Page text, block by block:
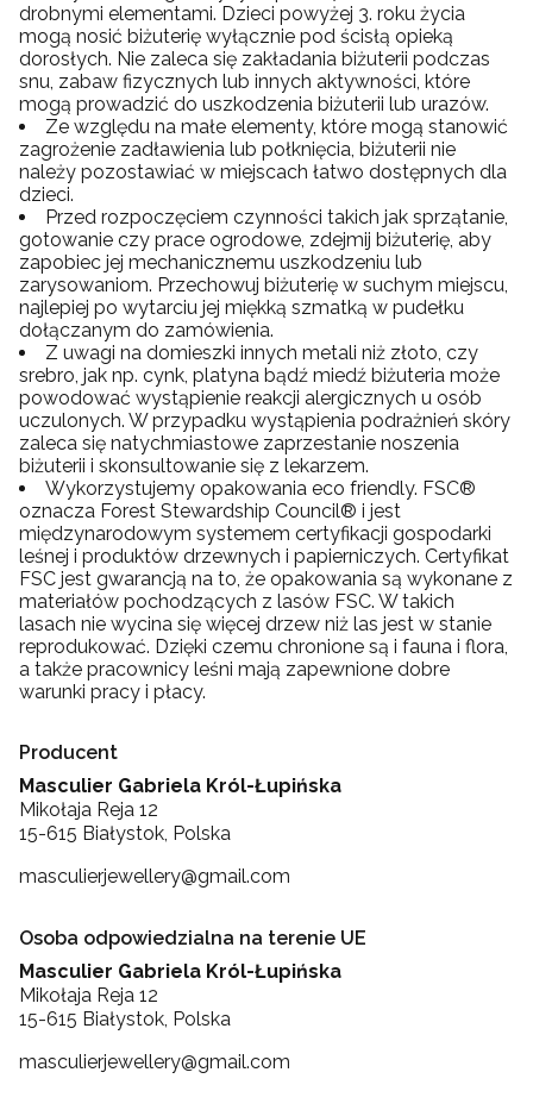
drobnymi elementami. Dzieci powyżej 3. roku życia
mogą nosić biżuterię wyłącznie pod ścisłą opieką
dorosłych. Nie zaleca się zakładania biżuterii podczas
snu, zabaw fizycznych lub innych aktywności, które
mogą prowadzić do uszkodzenia biżuterii lub urazów.
Ze względu na małe elementy, które mogą stanowić
zagrożenie zadławienia lub połknięcia, biżuterii nie
należy pozostawiać w miejscach łatwo dostępnych dla
dzieci.
Przed rozpoczęciem czynności takich jak sprzątanie,
gotowanie czy prace ogrodowe, zdejmij biżuterię, aby
zapobiec jej mechanicznemu uszkodzeniu lub
zarysowaniom. Przechowuj biżuterię w suchym miejscu,
najlepiej po wytarciu jej miękką szmatką w pudełku
dołączanym do zamówienia.
Z uwagi na domieszki innych metali niż złoto, czy
srebro, jak np. cynk, platyna bądź miedź biżuteria może
powodować wystąpienie reakcji alergicznych u osób
uczulonych. W przypadku wystąpienia podrażnień skóry
zaleca się natychmiastowe zaprzestanie noszenia
biżuterii i skonsultowanie się z lekarzem.
Wykorzystujemy opakowania eco friendly. FSC®
oznacza Forest Stewardship Council® i jest
międzynarodowym systemem certyfikacji gospodarki
leśnej i produktów drzewnych i papierniczych. Certyfikat
FSC jest gwarancją na to, że opakowania są wykonane z
materiałów pochodzących z lasów FSC. W takich
lasach nie wycina się więcej drzew niż las jest w stanie
reprodukować. Dzięki czemu chronione są i fauna i flora,
a także pracownicy leśni mają zapewnione dobre
warunki pracy i płacy.
Producent
Masculier Gabriela Król-Łupińska
Mikołaja Reja 12
15-615 Białystok, Polska
masculierjewellery@gmail.com
Osoba odpowiedzialna na terenie UE
Masculier Gabriela Król-Łupińska
Mikołaja Reja 12
15-615 Białystok, Polska
masculierjewellery@gmail.com